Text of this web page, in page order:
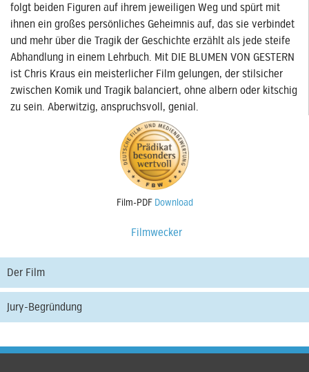
folgt beiden Figuren auf ihrem jeweiligen Weg und spürt mit
ihnen ein großes persönliches Geheimnis auf, das sie verbindet
und mehr über die Tragik der Geschichte erzählt als jede steife
Abhandlung in einem Lehrbuch. Mit DIE BLUMEN VON GESTERN
ist Chris Kraus ein meisterlicher Film gelungen, der stilsicher
zwischen Komik und Tragik balanciert, ohne albern oder kitschig
zu sein. Aberwitzig, anspruchsvoll, genial.
Film-PDF Download
Filmwecker
Der Film
Jury-Begründung